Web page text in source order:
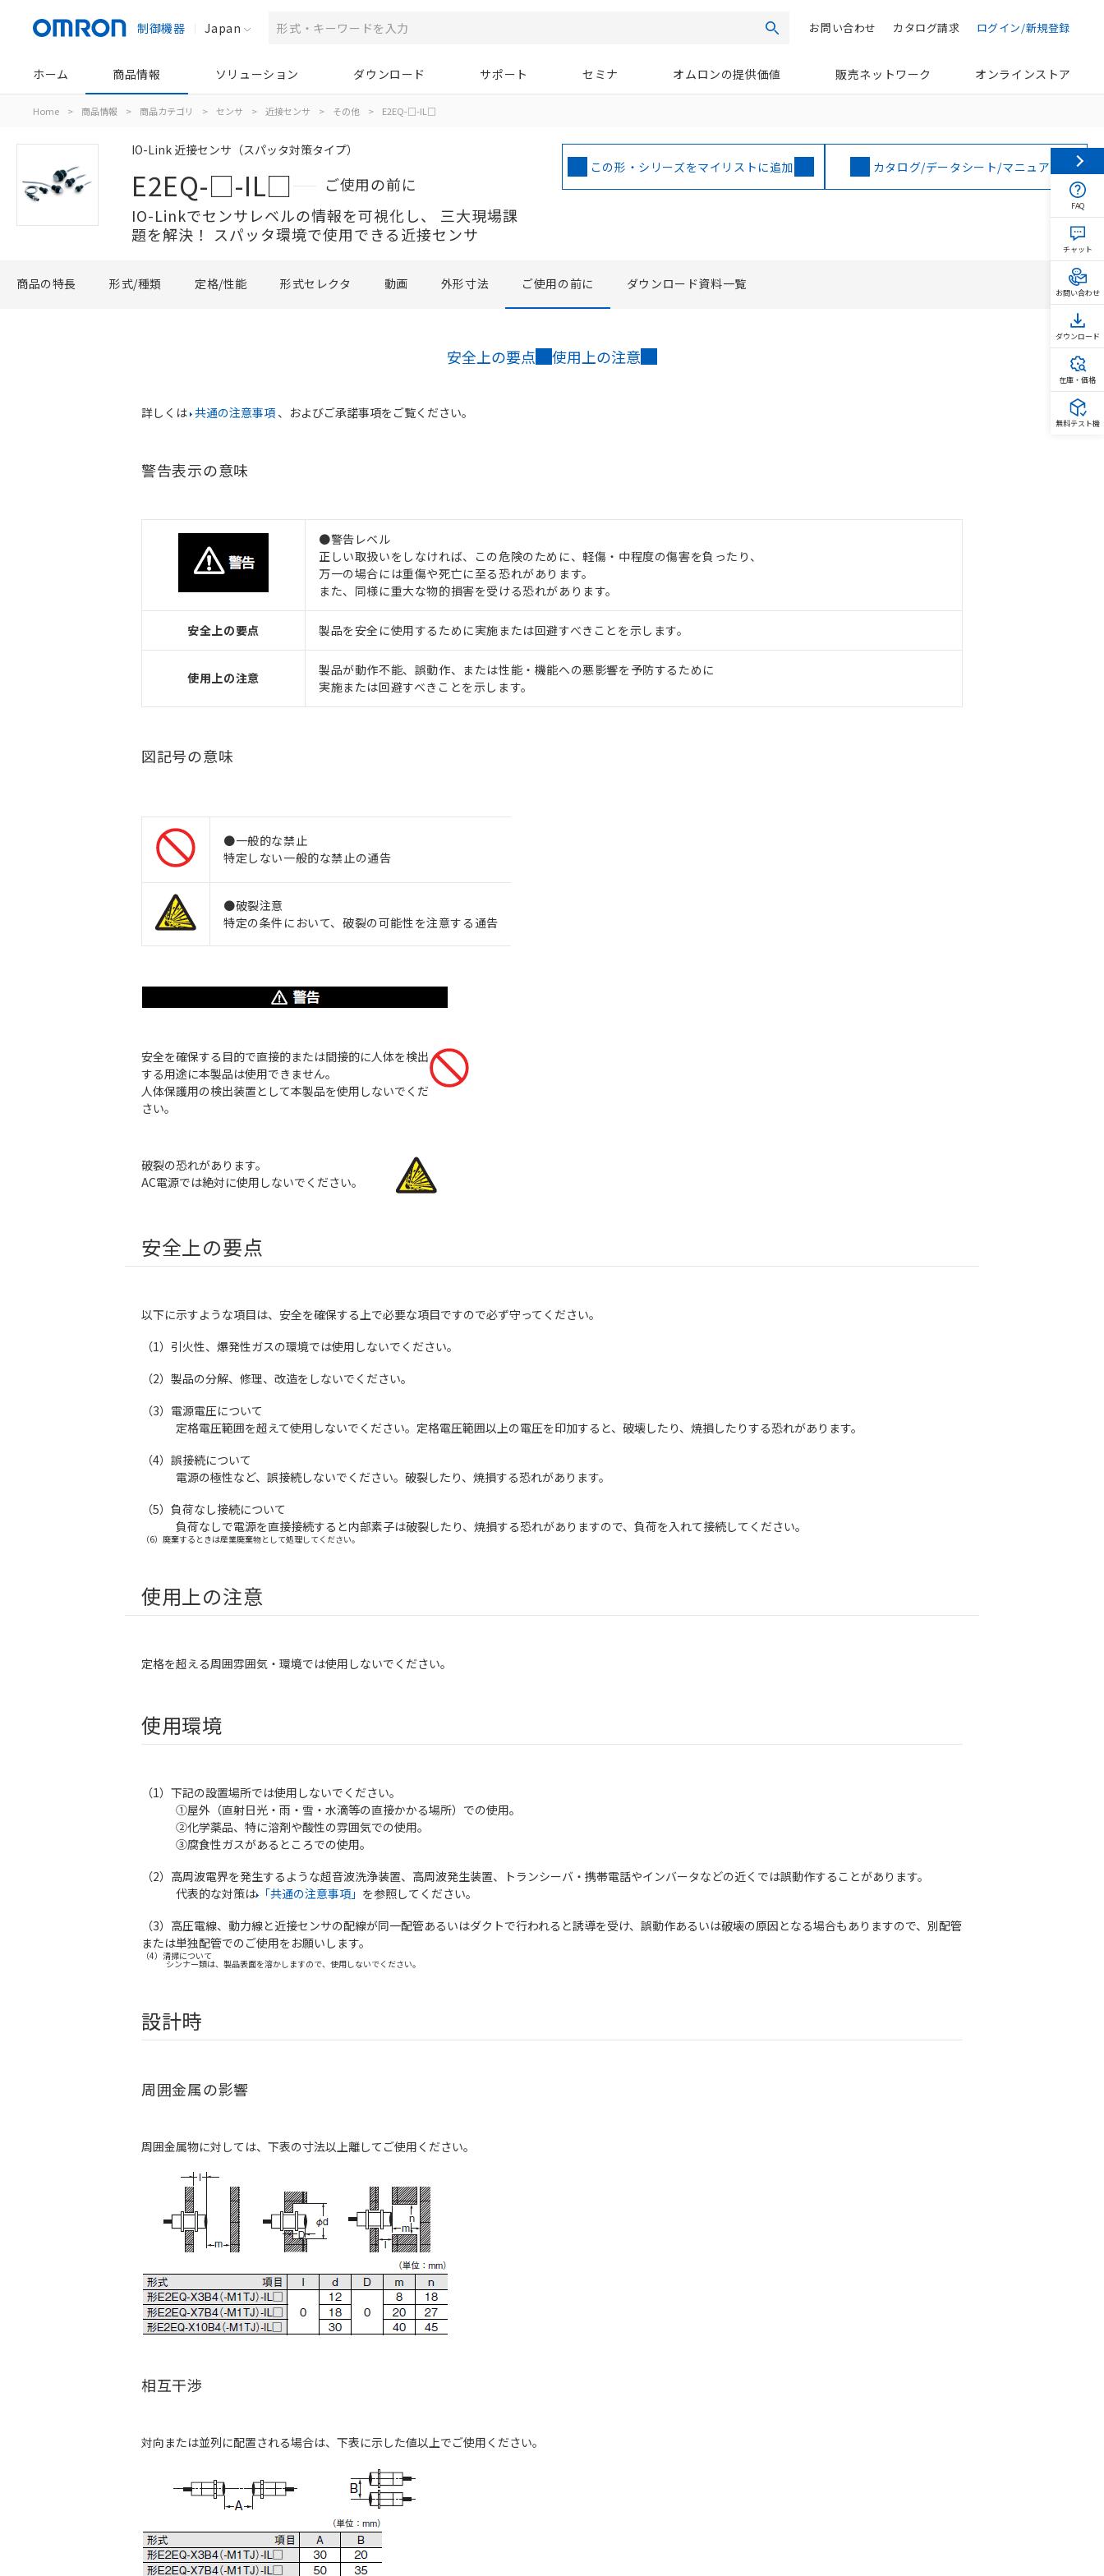
制御機器 Japan 検索 ログイン/新規登録
カタログ請求
お問い合わせ
ホーム 商品情報 ソリューション ダウンロード サポート セミナ オムロンの提供価値 販売ネットワーク オンラインストア
Home > 商品情報 > 商品カテゴリ > センサ > 近接センサ > その他 > E2EQ-□-IL□
IO-Link 近接センサ（スパッタ対策タイプ）
E2EQ-□-IL□
ご使用の前に
IO-Linkでセンサレベルの情報を可視化し、 三大現場課
題を解決！ スパッタ環境で使用できる近接センサ
この形・シリーズをマイリストに追加 カタログ/データシート/マニュアル
商品の特長 形式/種類 定格/性能 形式セレクタ 動画 外形寸法 ご使用の前に ダウンロード資料一覧
安全上の要点 使用上の注意
詳しくは 共通の注意事項 、およびご承諾事項をご覧ください。
警告表示の意味
●警告レベル
正しい取扱いをしなければ、この危険のために、軽傷・中程度の傷害を負ったり、
万一の場合には重傷や死亡に至る恐れがあります。
また、同様に重大な物的損害を受ける恐れがあります。
安全上の要点 製品を安全に使用するために実施または回避すべきことを示します。
使用上の注意
製品が動作不能、誤動作、または性能・機能への悪影響を予防するために
実施または回避すべきことを示します。
図記号の意味
●一般的な禁止
特定しない一般的な禁止の通告
●破裂注意
特定の条件において、破裂の可能性を注意する通告
安全を確保する目的で直接的または間接的に人体を検出
する用途に本製品は使用できません。
人体保護用の検出装置として本製品を使用しないでくだ
さい。
破裂の恐れがあります。
AC電源では絶対に使用しないでください。
安全上の要点
以下に示すような項目は、安全を確保する上で必要な項目ですので必ず守ってください。
（1）引火性、爆発性ガスの環境では使用しないでください。
（2）製品の分解、修理、改造をしないでください。
（3）電源電圧について
定格電圧範囲を超えて使用しないでください。定格電圧範囲以上の電圧を印加すると、破壊したり、焼損したりする恐れがあります。
（4）誤接続について
電源の極性など、誤接続しないでください。破裂したり、焼損する恐れがあります。
（5）負荷なし接続について
負荷なしで電源を直接接続すると内部素子は破裂したり、焼損する恐れがありますので、負荷を入れて接続してください。
（6）廃棄するときは産業廃棄物として処理してください。
使用上の注意
定格を超える周囲雰囲気・環境では使用しないでください。
使用環境
（1）下記の設置場所では使用しないでください。
①屋外（直射日光・雨・雪・水滴等の直接かかる場所）での使用。
②化学薬品、特に溶剤や酸性の雰囲気での使用。
③腐食性ガスがあるところでの使用。
（2）高周波電界を発生するような超音波洗浄装置、高周波発生装置、トランシーバ・携帯電話やインバータなどの近くでは誤動作することがあります。
代表的な対策は 「共通の注意事項」 を参照してください。
（3）高圧電線、動力線と近接センサの配線が同一配管あるいはダクトで行われると誘導を受け、誤動作あるいは破壊の原因となる場合もありますので、別配管
または単独配管でのご使用をお願いします。
（4）清掃について
シンナー類は、製品表面を溶かしますので、使用しないでください。
設計時
周囲金属の影響
周囲金属物に対しては、下表の寸法以上離してご使用ください。
相互干渉
対向または並列に配置される場合は、下表に示した値以上でご使用ください。
FAQ
チャット
お問い合わせ
ダウンロード
在庫・価格
無料テスト機